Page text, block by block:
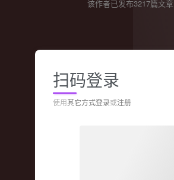
该作者已发布3217篇文章
扫码登录
使用其它方式登录或注册